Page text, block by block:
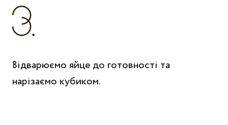
Відварюємо яйце до готовності та
нарізаємо кубиком.